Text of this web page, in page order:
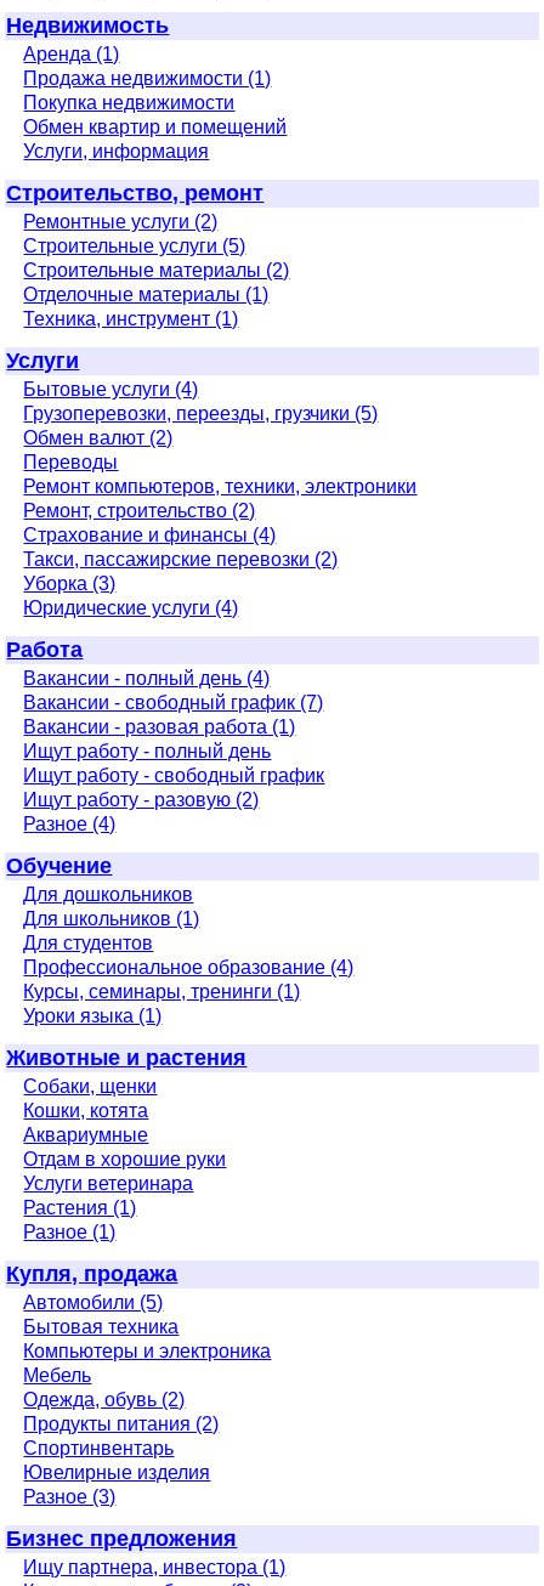
Недвижимость
Аренда (1)
Продажа недвижимости (1)
Покупка недвижимости
Обмен квартир и помещений
Услуги, информация
Строительство, ремонт
Ремонтные услуги (2)
Строительные услуги (5)
Строительные материалы (2)
Отделочные материалы (1)
Техника, инструмент (1)
Услуги
Бытовые услуги (4)
Грузоперевозки, переезды, грузчики (5)
Обмен валют (2)
Переводы
Ремонт компьютеров, техники, электроники
Ремонт, строительство (2)
Страхование и финансы (4)
Такси, пассажирские перевозки (2)
Уборка (3)
Юридические услуги (4)
Работа
Вакансии - полный день (4)
Вакансии - свободный график (7)
Вакансии - разовая работа (1)
Ищут работу - полный день
Ищут работу - свободный график
Ищут работу - разовую (2)
Разное (4)
Обучение
Для дошкольников
Для школьников (1)
Для студентов
Профессиональное образование (4)
Курсы, семинары, тренинги (1)
Уроки языка (1)
Животные и растения
Собаки, щенки
Кошки, котята
Аквариумные
Отдам в хорошие руки
Услуги ветеринара
Растения (1)
Разное (1)
Купля, продажа
Автомобили (5)
Бытовая техника
Компьютеры и электроника
Мебель
Одежда, обувь (2)
Продукты питания (2)
Спортинвентарь
Ювелирные изделия
Разное (3)
Бизнес предложения
Ищу партнера, инвестора (1)